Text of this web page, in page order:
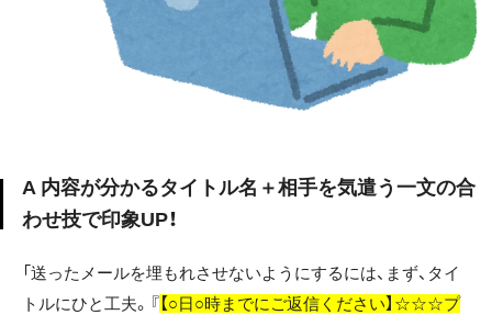
A 内容が分かるタイトル名＋相手を気遣う一文の合
わせ技で印象UP！
「送ったメールを埋もれさせないようにするには、まず、タイ
トルにひと工夫。『 【○日○時までにご返信ください】☆☆☆プ